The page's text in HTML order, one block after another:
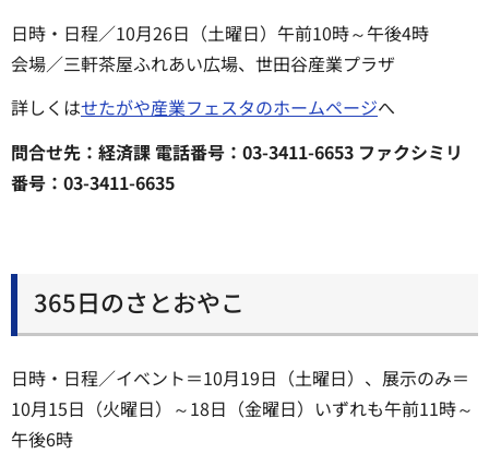
日時・日程／10月26日（土曜日）午前10時～午後4時
会場／三軒茶屋ふれあい広場、世田谷産業プラザ
詳しくはせたがや産業フェスタのホームページへ
問合せ先：経済課 電話番号：03-3411-6653 ファクシミリ
番号：03-3411-6635
365日のさとおやこ
日時・日程／イベント＝10月19日（土曜日）、展示のみ＝
10月15日（火曜日）～18日（金曜日）いずれも午前11時～
午後6時